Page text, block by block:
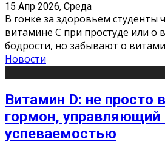
15 Апр 2026, Среда
В гонке за здоровьем студенты
витамине С при простуде или о
бодрости, но забывают о
Новости
Витамин D: не просто
гормон, управляющий
успеваемостью